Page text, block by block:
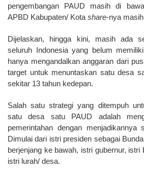
pengembangan PAUD masih di
APBD Kabupaten/ Kota share-nya
Dijelaskan, hingga kini, masih ada
seluruh Indonesia yang belum
hanya mengandalkan anggaran dari
target untuk menuntaskan satu desa
sekitar 13 tahun kedepan.
Salah satu strategi yang ditempuh
satu desa satu PAUD adalah
pemerintahan dengan menjadikannya
Dimulai dari istri presiden sebagai
berjenjang ke bawah, istri gubernur, istri
istri lurah/ desa.